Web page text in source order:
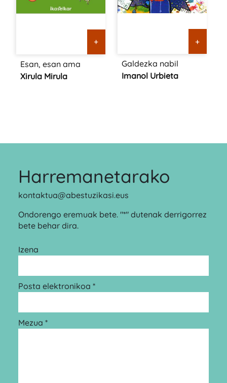
+
Esan, esan ama
Xirula Mirula
+
Galdezka nabil
Imanol Urbieta
Harremanetarako
kontaktua@abestuzikasi.eus
Ondorengo eremuak bete. "*" dutenak derrigorrez
bete behar dira.
Izena
Posta elektronikoa *
Mezua *